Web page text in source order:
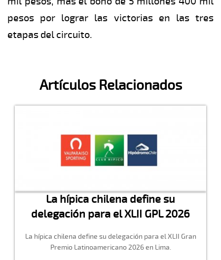
pesos por lograr las victorias en las tres
etapas del circuito.
Artículos Relacionados
La hípica chilena define su
delegación para el XLII GPL 2026
La hípica chilena define su delegación para el XLII Gran
Premio Latinoamericano 2026 en Lima.